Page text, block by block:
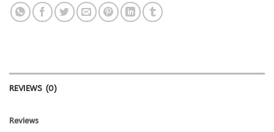
REVIEWS (0)
Reviews